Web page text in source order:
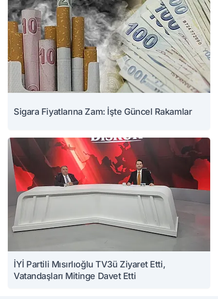
Sigara Fiyatlarına Zam: İşte Güncel Rakamlar
İYİ Partili Mısırlıoğlu TV3ü Ziyaret Etti,
Vatandaşları Mitinge Davet Etti